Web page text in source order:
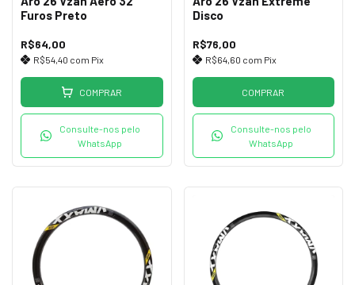
Furos Preto
R$64,00
R$54,40 com Pix
COMPRAR
Consulte-nos pelo
WhatsApp
Disco
R$76,00
R$64,60 com Pix
COMPRAR
Consulte-nos pelo
WhatsApp